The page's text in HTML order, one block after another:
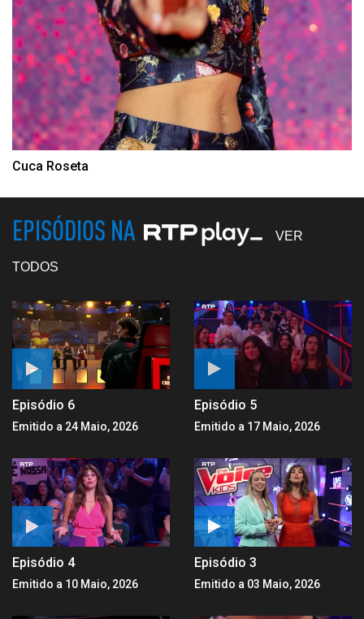
Cuca Roseta
EPISÓDIOS NA VER
TODOS
Episódio 6
Emitido a 24 Maio, 2026
Episódio 5
Emitido a 17 Maio, 2026
Episódio 4
Emitido a 10 Maio, 2026
Episódio 3
Emitido a 03 Maio, 2026